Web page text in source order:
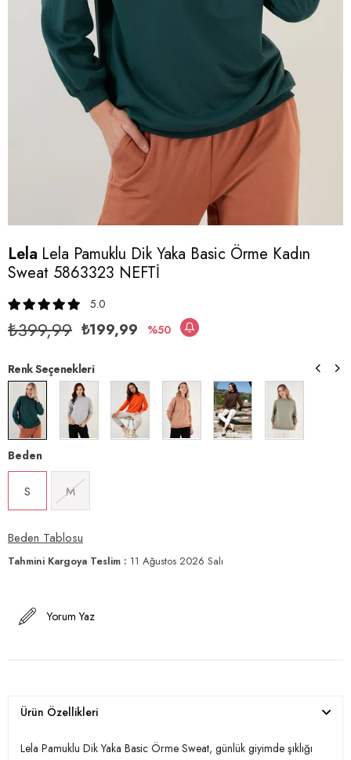
Lela Lela Pamuklu Dik Yaka Basic Örme Kadın
Sweat 5863323 NEFTİ
5.0
₺399,99 ₺199,99 50
Renk Seçenekleri
Beden
S M
Beden Tablosu
Tahmini Kargoya Teslim : 11 Ağustos 2026 Salı
Yorum Yaz
Ürün Özellikleri
Lela Pamuklu Dik Yaka Basic Örme Sweat, günlük giyimde şıklığı